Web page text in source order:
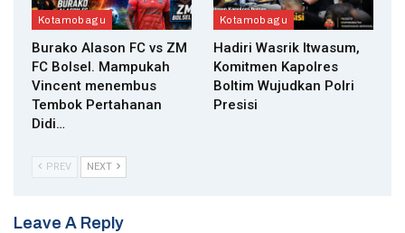
Kotamobagu
Burako Alason FC vs ZM
FC Bolsel. Mampukah
Vincent menembus
Tembok Pertahanan
Didi…
Kotamobagu
Hadiri Wasrik Itwasum,
Komitmen Kapolres
Boltim Wujudkan Polri
Presisi
PREV NEXT
Leave A Reply